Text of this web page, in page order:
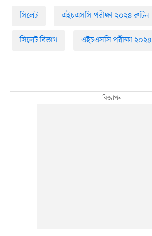
সিলেট এইচএসসি পরীক্ষা ২০২৪ রুটিন
সিলেট বিভাগ এইচএসসি পরীক্ষা ২০২৪